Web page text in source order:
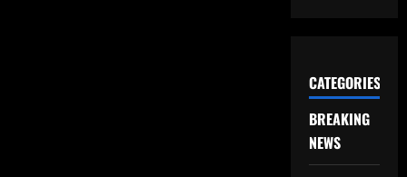
CATEGORIES
BREAKING
NEWS